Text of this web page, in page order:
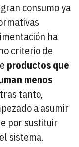
consumo ya
ha
criterio de
productos que
menos
tanto,
a asumir
por sustituir
sistema.